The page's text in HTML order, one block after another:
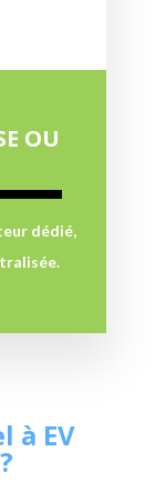
OU
dédié,
à EV